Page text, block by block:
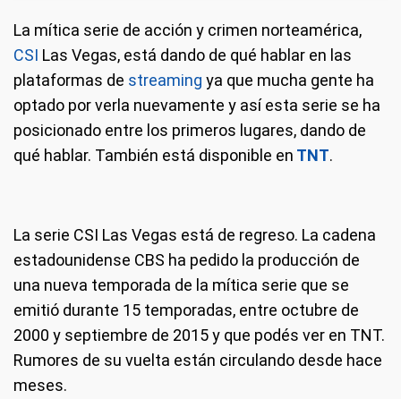
La mítica serie de acción y crimen norteamérica,
CSI Las Vegas, está dando de qué hablar en las
plataformas de streaming ya que mucha gente ha
optado por verla nuevamente y así esta serie se ha
posicionado entre los primeros lugares, dando de
qué hablar. También está disponible en TNT.
La serie CSI Las Vegas está de regreso. La cadena
estadounidense CBS ha pedido la producción de
una nueva temporada de la mítica serie que se
emitió durante 15 temporadas, entre octubre de
2000 y septiembre de 2015 y que podés ver en TNT.
Rumores de su vuelta están circulando desde hace
meses.